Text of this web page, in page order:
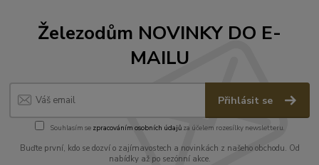
Železodům NOVINKY DO E-
MAILU
Přihlásit se
Souhlasím se zpracováním osobních údajůza účelem rozesílky newsletteru.
Buďte první, kdo se dozví o zajímavostech a novinkách z našeho obchodu. Od
nabídky až po sezónní akce.